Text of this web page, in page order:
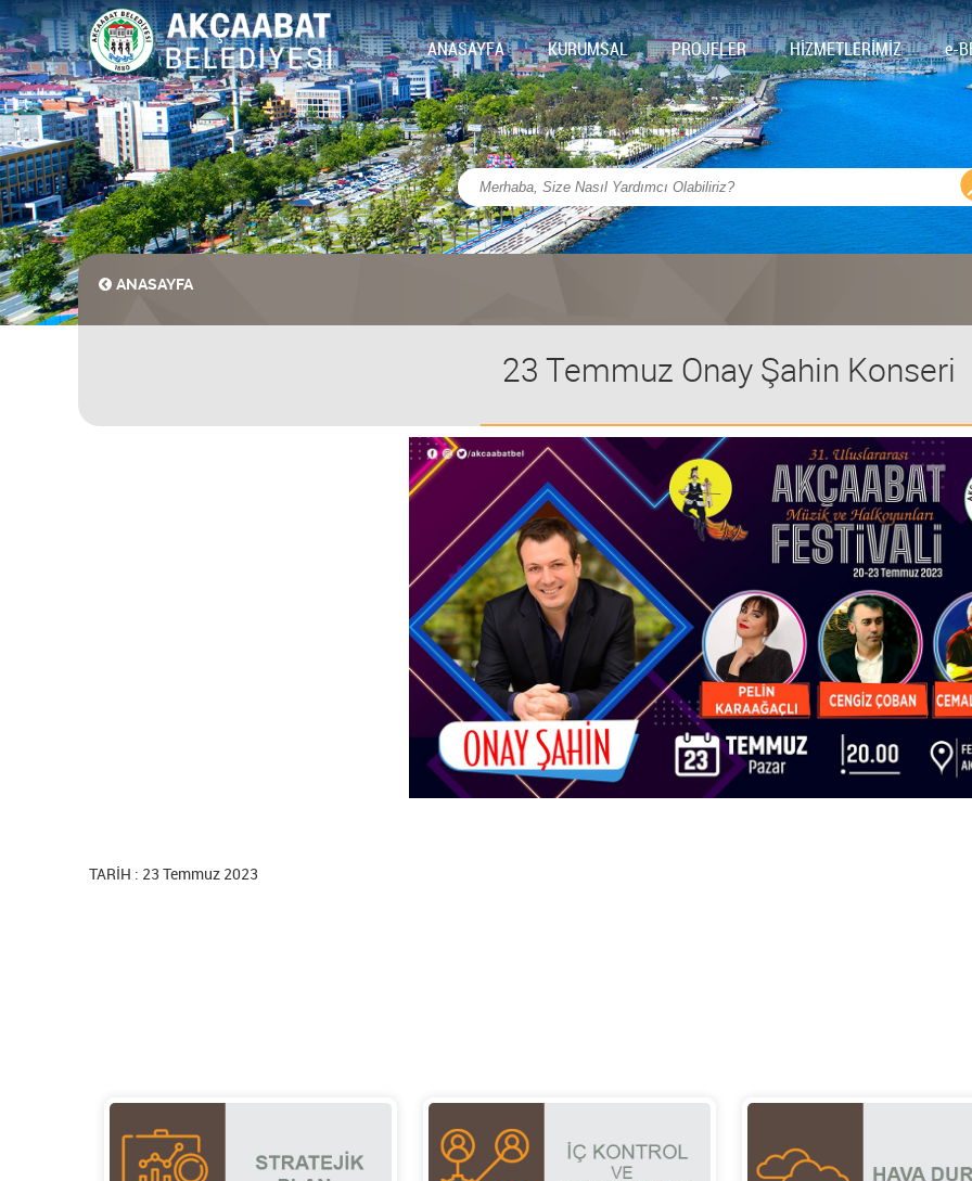
ANASAYFA KURUMSAL PROJELER HİZMETLERİMİZ e-
ANASAYFA
23 Temmuz Onay Şahin Konseri
TARİH : 23 Temmuz 2023